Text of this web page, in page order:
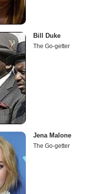
Bill Duke
The Go-getter
Jena Malone
The Go-getter